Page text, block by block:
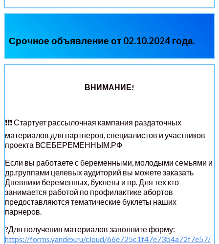
Срочное объявление от 02.10.2024 года.
ВНИМАНИЕ!
❗❗❗ Стартует рассылочная кампания раздаточных
материалов для партнеров, специалистов и участников
проекта ВСЕБЕРЕМЕННЫМ.РФ
Если вы работаете с беременными, молодыми семьями и
др.группами целевых аудиторий вы можете заказать
Дневники беременных, буклеты и пр. Для тех кто
занимается работой по профилактике абортов
предоставляются тематические буклеты наших
парнеров.
?Для получения материалов заполните форму:
https://forms.yandex.ru/cloud/66e725c1f47e73b4a72f7e57/